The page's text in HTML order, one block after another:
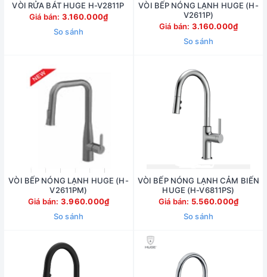
VÒI RỬA BÁT HUGE H-V2811P
Giá bán: 3.160.000₫
So sánh
VÒI BẾP NÓNG LẠNH HUGE (H-
V2611P)
Giá bán: 3.160.000₫
So sánh
VÒI BẾP NÓNG LẠNH HUGE (H-
V2611PM)
Giá bán: 3.960.000₫
So sánh
VÒI BẾP NÓNG LẠNH CẢM BIẾN
HUGE (H-V6811PS)
Giá bán: 5.560.000₫
So sánh